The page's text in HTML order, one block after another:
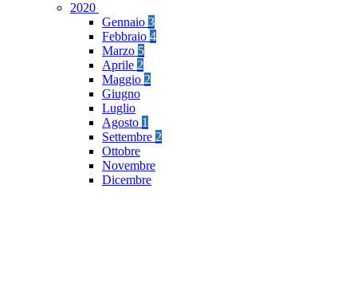
2020
Gennaio 3
Febbraio 4
Marzo 5
Aprile 2
Maggio 2
Giugno
Luglio
Agosto 1
Settembre 2
Ottobre
Novembre
Dicembre